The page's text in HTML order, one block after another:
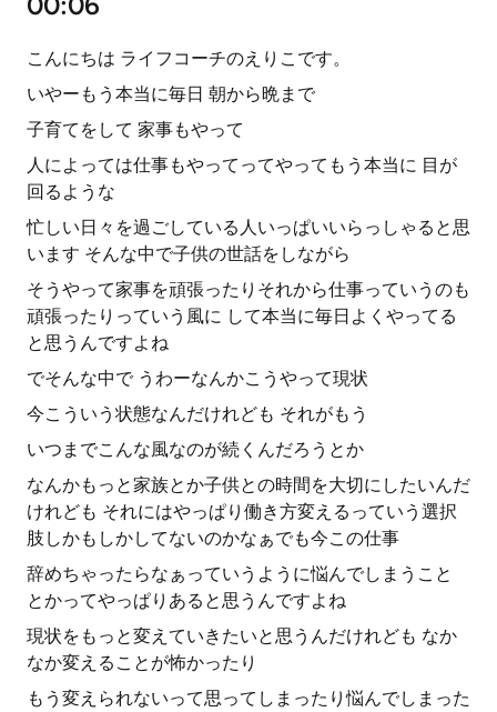
こんにちは ライフコーチのえりこです。
いやーもう本当に毎日 朝から晩まで
子育てをして 家事もやって
人によっては仕事もやってってやってもう本当に 目が
回るような
忙しい日々を過ごしている人いっぱいいらっしゃると思
います そんな中で子供の世話をしながら
そうやって家事を頑張ったりそれから仕事っていうのも
頑張ったりっていう風に して本当に毎日よくやってる
と思うんですよね
でそんな中で うわーなんかこうやって現状
今こういう状態なんだけれども それがもう
いつまでこんな風なのが続くんだろうとか
なんかもっと家族とか子供との時間を大切にしたいんだ
けれども それにはやっぱり働き方変えるっていう選択
肢しかもしかしてないのかなぁでも今この仕事
辞めちゃったらなぁっていうように悩んでしまうこと
とかってやっぱりあると思うんですよね
現状をもっと変えていきたいと思うんだけれども なか
なか変えることが怖かったり
もう変えられないって思ってしまったり悩んでしまった